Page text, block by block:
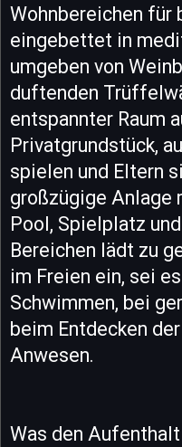
Wohnbereichen für
eingebettet in
umgeben von
duftenden
entspannter Raum
Privatgrundstück,
spielen und Eltern
großzügige Anlage
Pool, Spielplatz
Bereichen lädt zu
im Freien ein, sei
Schwimmen, bei
beim Entdecken
Anwesen.
Was den